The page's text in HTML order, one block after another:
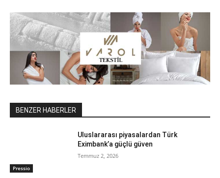
BENZER HABERLER
Pressio
Uluslararası piyasalardan Türk
Eximbank’a güçlü güven
Temmuz 2, 2026